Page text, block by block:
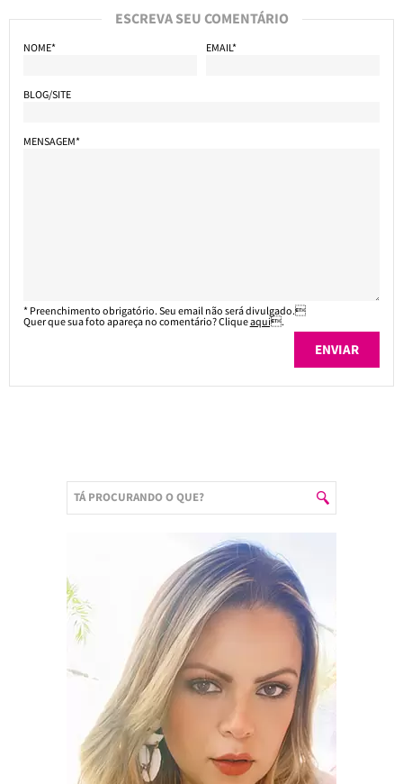
ESCREVA SEU COMENTÁRIO
NOME* EMAIL*
BLOG/SITE
MENSAGEM*
* Preenchimento obrigatório. Seu email não será divulgado.
Quer que sua foto apareça no comentário? Cliqueaqui.